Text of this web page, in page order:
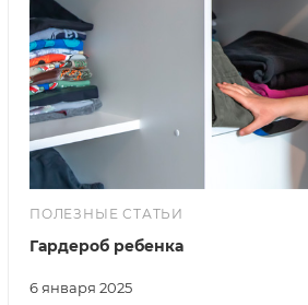
ПОЛЕЗНЫЕ СТАТЬИ
6 января 2025
Гардероб ребенка